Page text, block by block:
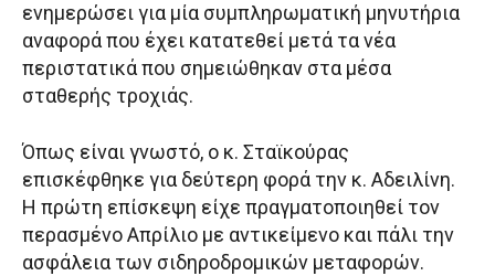
ενημερώσει για μία συμπληρωματική μηνυτήρια
αναφορά που έχει κατατεθεί μετά τα νέα
περιστατικά που σημειώθηκαν στα μέσα
σταθερής τροχιάς.
Όπως είναι γνωστό, ο κ. Σταϊκούρας
επισκέφθηκε για δεύτερη φορά την κ. Αδειλίνη.
Η πρώτη επίσκεψη είχε πραγματοποιηθεί τον
περασμένο Απρίλιο με αντικείμενο και πάλι την
ασφάλεια των σιδηροδρομικών μεταφορών.